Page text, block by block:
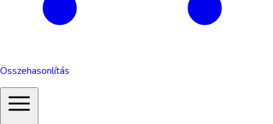
Összehasonlítás